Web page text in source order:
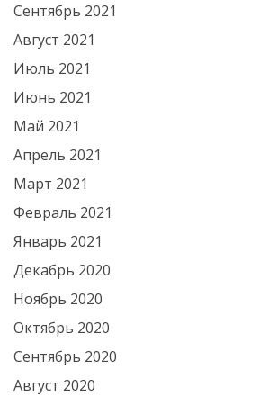
Сентябрь 2021
Август 2021
Июль 2021
Июнь 2021
Май 2021
Апрель 2021
Март 2021
Февраль 2021
Январь 2021
Декабрь 2020
Ноябрь 2020
Октябрь 2020
Сентябрь 2020
Август 2020